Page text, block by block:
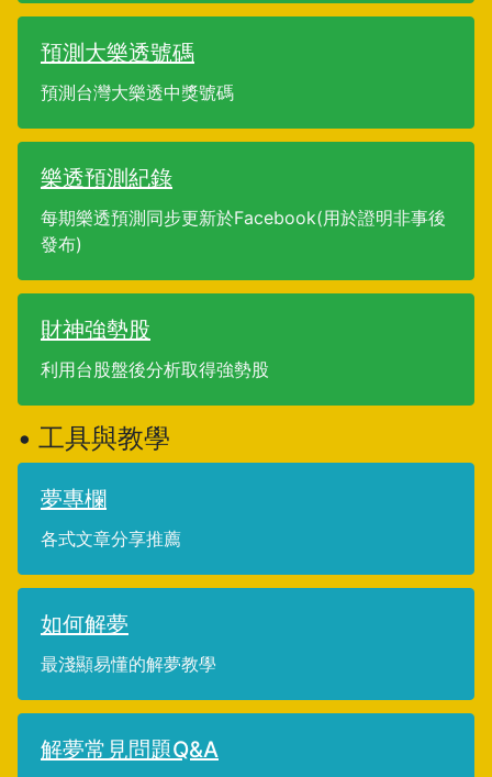
預測大樂透號碼
預測台灣大樂透中獎號碼
樂透預測紀錄
每期樂透預測同步更新於Facebook(用於證明非事後
發布)
財神強勢股
利用台股盤後分析取得強勢股
• 工具與教學
夢專欄
各式文章分享推薦
如何解夢
最淺顯易懂的解夢教學
解夢常見問題Q&A